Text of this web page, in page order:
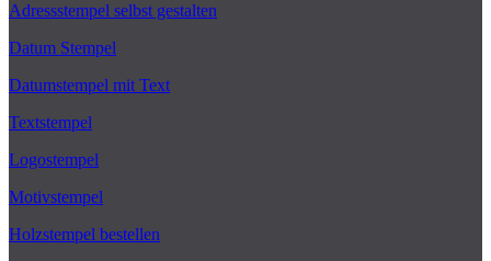
Adressstempel selbst gestalten
Datum Stempel
Datumstempel mit Text
Textstempel
Logostempel
Motivstempel
Holzstempel bestellen